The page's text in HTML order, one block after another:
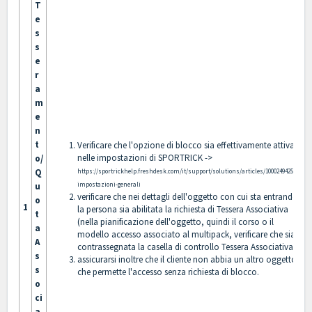
1
T
e
s
s
e
r
a
m
e
n
t
o/
Q
u
o
t
a
A
s
s
o
ci
Verificare che l'opzione di blocco sia effettivamente attiva
nelle impostazioni di SPORTRICK ->
https://sportrickhelp.freshdesk.com/it/support/solutions/articles/1000249425-
impostazioni-generali
verificare che nei dettagli dell'oggetto con cui sta entrando
la persona sia abilitata la richiesta di Tessera Associativa
(nella pianificazione dell'oggetto, quindi il corso o il
modello accesso associato al multipack, verificare che sia
contrassegnata la casella di controllo Tessera Associativa).
assicurarsi inoltre che il cliente non abbia un altro oggetto
che permette l'accesso senza richiesta di blocco.